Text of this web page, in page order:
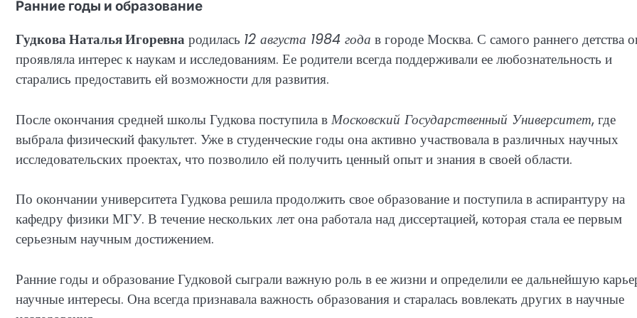
Ранние годы и образование
Гудкова Наталья Игоревнародилась 12 августа 1984 года в городе Москва. С самого раннего детства
проявляла интерес к наукам и исследованиям. Ее родители всегда поддерживали ее любознательность и
старались предоставить ей возможности для развития.
После окончания средней школы Гудкова поступила вМосковский Государственный Университет, где
выбрала физический факультет. Уже в студенческие годы она активно участвовала в различных научных
исследовательских проектах, что позволило ей получить ценный опыт и знания в своей области.
По окончании университета Гудкова решила продолжить свое образование и поступила в аспирантуру на
кафедру физики МГУ. В течение нескольких лет она работала над диссертацией, которая стала ее первым
серьезным научным достижением.
Ранние годы и образование Гудковой сыграли важную роль в ее жизни и определили ее дальнейшую
научные интересы. Она всегда признавала важность образования и старалась вовлекать других в научные